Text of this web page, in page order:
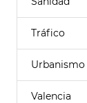
Tráfico
Urbanismo
Valencia